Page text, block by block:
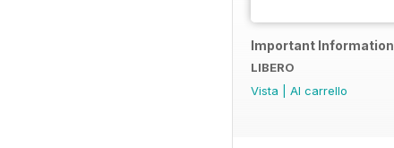
Important Information
LIBERO
Vista
Al carrello